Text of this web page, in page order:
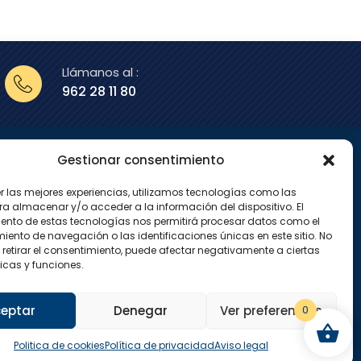
Gestionar consentimiento
las mejores experiencias, utilizamos tecnologías como las
almacenar y/o acceder a la información del dispositivo. El
de estas tecnologías nos permitirá procesar datos como el
de navegación o las identificaciones únicas en este sitio. No
el consentimiento, puede afectar negativamente a ciertas
y funciones.
Denegar Ver preferencias
Politica de cookiesPolítica de privacidadAviso legal
Llámanos al :
962 28 11 80
X
-
t
w
i
t
t
r
I
n
s
t
a
g
r
m
0